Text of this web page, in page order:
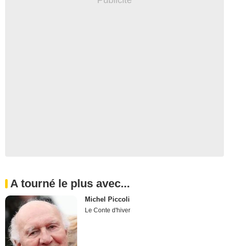
A tourné le plus avec...
Michel Piccoli
Le Conte d'hiver